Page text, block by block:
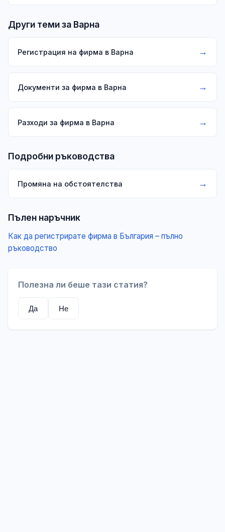
Други теми за Варна
Регистрация на фирма в Варна →
Документи за фирма в Варна →
Разходи за фирма в Варна →
Подробни ръководства
Промяна на обстоятелства →
Пълен наръчник
Как да регистрирате фирма в България – пълно
ръководство
Полезна ли беше тази статия?
Да Не